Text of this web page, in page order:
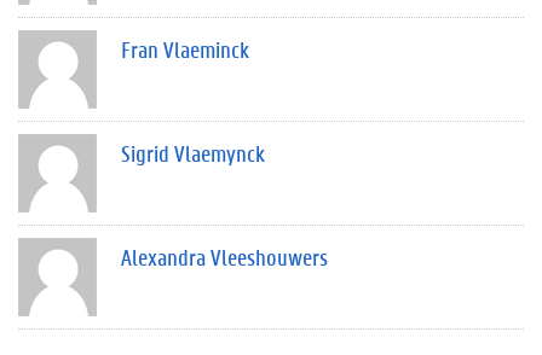
Fran Vlaeminck
Sigrid Vlaemynck
Alexandra Vleeshouwers